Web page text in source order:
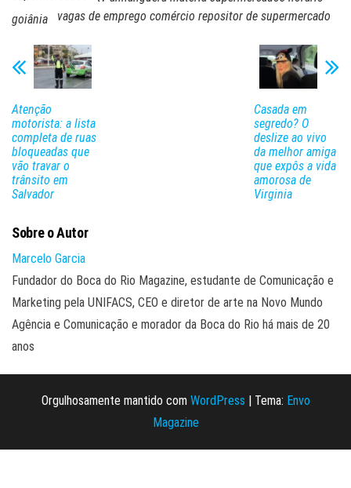
goiânia
vagas de emprego comércio repositor de supermercado
Atenção
motorista: a lista
completa de ruas
bloqueadas que
vão travar o
trânsito em
Salvador
Casada em
segredo? O
deslize ao vivo
da melhor amiga
que expôs a vida
amorosa de
Virginia
Sobre o Autor
Marcelo Garcia
Fundador do Boca do Rio Magazine, estudante de Comunicação e
Marketing pela UNIFACS, CEO e diretor de arte na Novo Mundo
Agência e Comunicação e morador da Boca do Rio há mais de 20
anos
Orgulhosamente mantido com WordPress | Tema: Envo
Magazine